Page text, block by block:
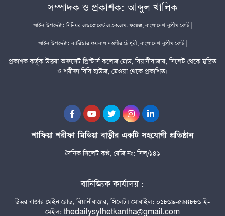
সম্পাদক ও প্রকাশক: আব্দুল খালিক
আইন-উপদেষ্টা: সিনিয়র এডভোকেট এ.কে.এম. ফয়েজ, বাংলাদেশ সুপ্রীম কোর্ট |
আইন-উপদেষ্টা: ব্যারিস্টার ফয়সাল দস্তগীর চৌধুরী, বাংলাদেশ সুপ্রীম কোর্ট |
প্রকাশক কর্তৃক উত্তরা অফসেট প্রিন্টার্স কলেজ রোড, বিয়ানীবাজার, সিলেট থেকে মুদ্রিত
ও শরীফা বিবি হাউজ, মেওয়া থেকে প্রকাশিত।
শাফিয়া শরীফা মিডিয়া বাড়ীর একটি সহযোগী প্রতিষ্ঠান
দৈনিক সিলেট কণ্ঠ, রেজি নং: সিল/১৪১
বানিজ্যিক কার্যালয় :
উত্তর বাজার মেইন রোড, বিয়ানীবাজার, সিলেট। মোবাইল: ০১৮১৯-৫৬৪৮৮১ ই-
মেইল: thedailysylhetkantha@gmail.com